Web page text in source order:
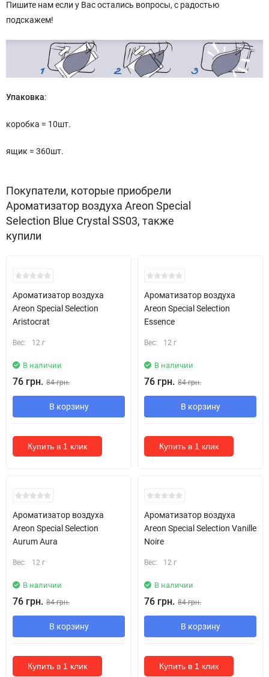
Пишите нам если у Вас остались вопросы, с радостью
подскажем!
Упаковка:
коробка = 10шт.
ящик = 360шт.
Покупатели, которые приобрели
Ароматизатор воздуха Areon Special
Selection Blue Crystal SS03, также
купили
Ароматизатор воздуха
Areon Special Selection
Aristocrat
Вес: 12 г
В наличии
76 грн. 84 грн.
В корзину
Купить в 1 клик
Ароматизатор воздуха
Areon Special Selection
Essence
Вес: 12 г
В наличии
76 грн. 84 грн.
В корзину
Купить в 1 клик
Ароматизатор воздуха
Areon Special Selection
Aurum Aura
Вес: 12 г
В наличии
76 грн. 84 грн.
В корзину
Купить в 1 клик
Ароматизатор воздуха
Areon Special Selection Vanille
Noire
Вес: 12 г
В наличии
76 грн. 84 грн.
В корзину
Купить в 1 клик